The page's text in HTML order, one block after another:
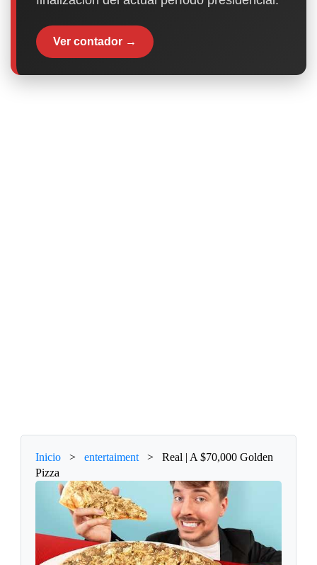
Ver contador →
Inicio > entertaiment >
Real | A $70,000 Golden
Pizza